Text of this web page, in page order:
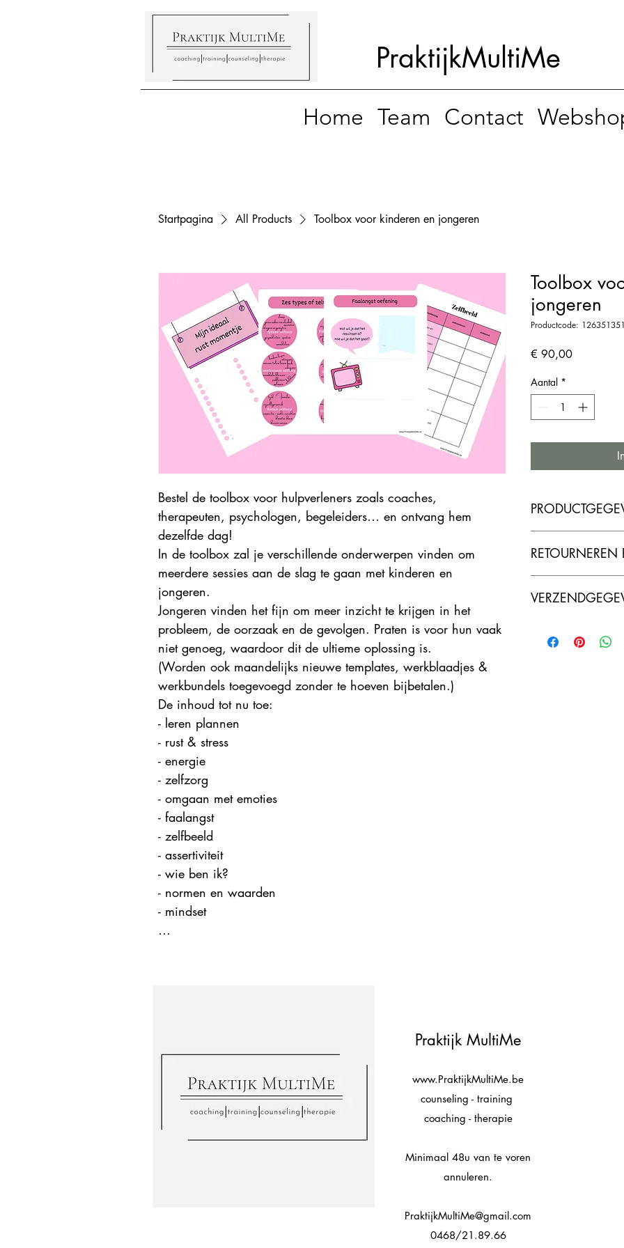
PraktijkMultiMe
Home Team Contact
Startpagina All Products Toolbox voor kinderen en jongeren
Bestel de toolbox voor hulpverleners zoals coaches,
therapeuten, psychologen, begeleiders… en ontvang hem
dezelfde dag!
In de toolbox zal je verschillende onderwerpen vinden om
meerdere sessies aan de slag te gaan met kinderen en
jongeren.
Jongeren vinden het fijn om meer inzicht te krijgen in het
probleem, de oorzaak en de gevolgen. Praten is voor hun vaak
niet genoeg, waardoor dit de ultieme oplossing is.
(Worden ook maandelijks nieuwe templates, werkblaadjes &
werkbundels toegevoegd zonder te hoeven bijbetalen.)
De inhoud tot nu toe:
- leren plannen
- rust & stress
- energie
- zelfzorg
- omgaan met emoties
- faalangst
- zelfbeeld
- assertiviteit
- wie ben ik?
- normen en waarden
- mindset
…
Toolbox
jongeren
Productcode:
€ 90,00Prijs
Aantal *
ontvang je een link
RETOURNEREN
het product.
doordat dit een
Praktijk MultiMe
www.PraktijkMultiMe.be
counseling - training
coaching - therapie
Minimaal 48u van te voren
annuleren.
PraktijkMultiMe@gmail.com
0468/21.89.66